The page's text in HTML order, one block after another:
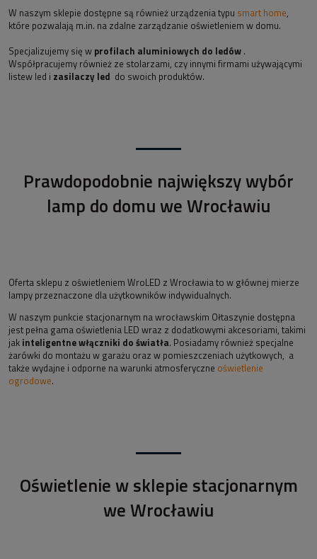
W naszym sklepie dostępne są również urządzenia typu smart home,
które pozwalają m.in. na zdalne zarządzanie oświetleniem w domu.
Specjalizujemy się w profilach aluminiowych do ledów .
Współpracujemy również ze stolarzami, czy innymi firmami używającymi
listew led i zasilaczy led do swoich produktów.
Prawdopodobnie największy wybór
lamp do domu we Wrocławiu
Oferta sklepu z oświetleniem WroLED z Wrocławia to w głównej mierze
lampy przeznaczone dla użytkowników indywidualnych.
W naszym punkcie stacjonarnym na wrocławskim Ołtaszynie dostępna
jest pełna gama oświetlenia LED wraz z dodatkowymi akcesoriami, takimi
jak inteligentne włączniki do światła. Posiadamy również specjalne
żarówki do montażu w garażu oraz w pomieszczeniach użytkowych, a
także wydajne i odporne na warunki atmosferyczne oświetlenie
ogrodowe.
Oświetlenie w sklepie stacjonarnym
we Wrocławiu